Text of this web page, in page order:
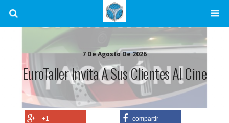
7 De Agosto De 2026
EuroTaller Invita A Sus Clientes Al Cine
+1 compartir